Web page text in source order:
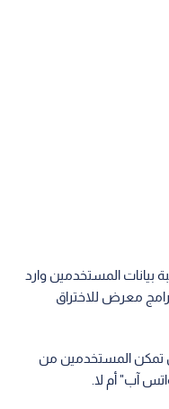
بيانات المستخدمين وارد
معرض للاختراق
تمكن المستخدمين من
آب" أم لا.